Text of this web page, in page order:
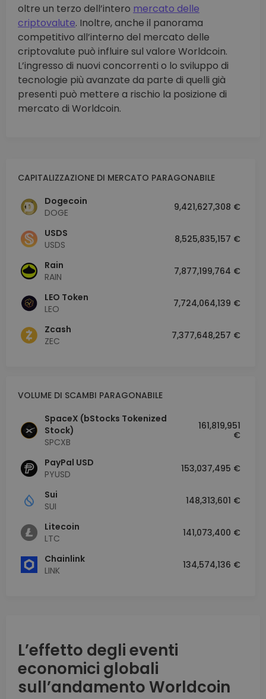
oltre un terzo dell’intero mercato delle
criptovalute. Inoltre, anche il panorama
competitivo all’interno del mercato delle
criptovalute può influire sul valore Worldcoin.
L’ingresso di nuovi concorrenti o lo sviluppo di
tecnologie più avanzate da parte di quelli già
presenti può mettere a rischio la posizione di
mercato di Worldcoin.
CAPITALIZZAZIONE DI MERCATO PARAGONABILE
Dogecoin
DOGE
9,421,627,308 €
USDS
USDS
8,525,835,157 €
Rain
RAIN
7,877,199,764 €
LEO Token
LEO
7,724,064,139 €
Zcash
ZEC
7,377,648,257 €
VOLUME DI SCAMBI PARAGONABILE
SpaceX (bStocks Tokenized
Stock)
SPCXB
161,819,951
€
PayPal USD
PYUSD
153,037,495 €
Sui
SUI
148,313,601 €
Litecoin
LTC
141,073,400 €
Chainlink
LINK
134,574,136 €
L’effetto degli eventi
economici globali
sull’andamento Worldcoin